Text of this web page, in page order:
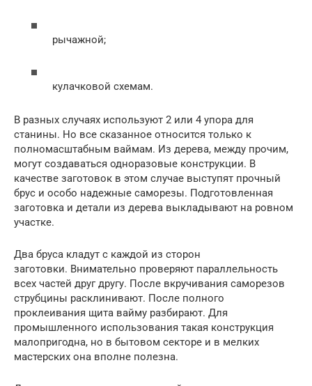
рычажной;
кулачковой схемам.
В разных случаях используют 2 или 4 упора для
станины. Но все сказанное относится только к
полномасштабным ваймам. Из дерева, между прочим,
могут создаваться одноразовые конструкции. В
качестве заготовок в этом случае выступят прочный
брус и особо надежные саморезы. Подготовленная
заготовка и детали из дерева выкладывают на ровном
участке.
Два бруса кладут с каждой из сторон
заготовки. Внимательно проверяют параллельность
всех частей друг другу. После вкручивания саморезов
струбцины расклинивают. После полного
проклеивания щита вайму разбирают. Для
промышленного использования такая конструкция
малопригодна, но в бытовом секторе и в мелких
мастерских она вполне полезна.